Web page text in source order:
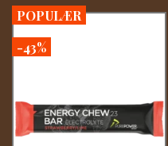
POPULÆR
-43%